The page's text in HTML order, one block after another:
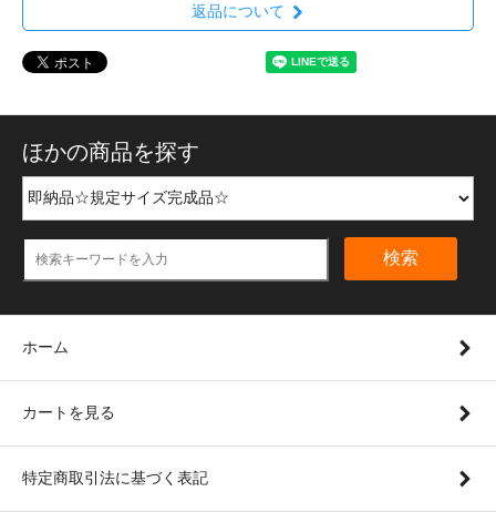
返品について
ほかの商品を探す
検索
ホーム
カートを見る
特定商取引法に基づく表記